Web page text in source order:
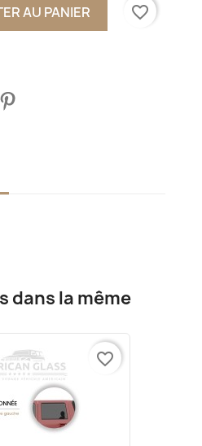
AU PANIER favorite_border
dans la même
favorite_border